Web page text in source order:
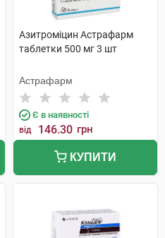
Азитроміцин Астрафарм
таблетки 500 мг 3 шт
Астрафарм
Є в наявності
від 146.30 грн
КУПИТИ